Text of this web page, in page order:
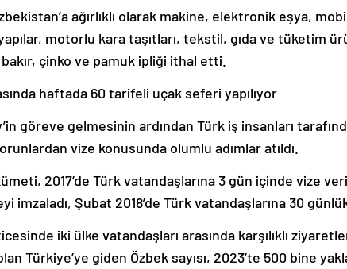
ağırlıklı olarak makine, elektronik eşya,
motorlu kara taşıtları, tekstil, gıda ve tüketim
çinko ve pamuk ipliği ithal etti.
haftada 60 tarifeli uçak seferi yapılıyor
göreve gelmesinin ardından Türk iş insanları
vize konusunda olumlu adımlar atıldı.
2017’de Türk vatandaşlarına 3 gün içinde vize
imzaladı, Şubat 2018’de Türk vatandaşlarına 30
iki ülke vatandaşları arasında karşılıklı
Türkiye’ye giden Özbek sayısı, 2023’te 500 bine